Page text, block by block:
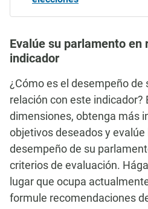
Evalúe su parlamento en
indicador
¿Cómo es el desempeño de
relación con este indicador?
dimensiones, obtenga más
objetivos deseados y evalúe
desempeño de su
criterios de evaluación.
lugar que ocupa
formule recomendaciones